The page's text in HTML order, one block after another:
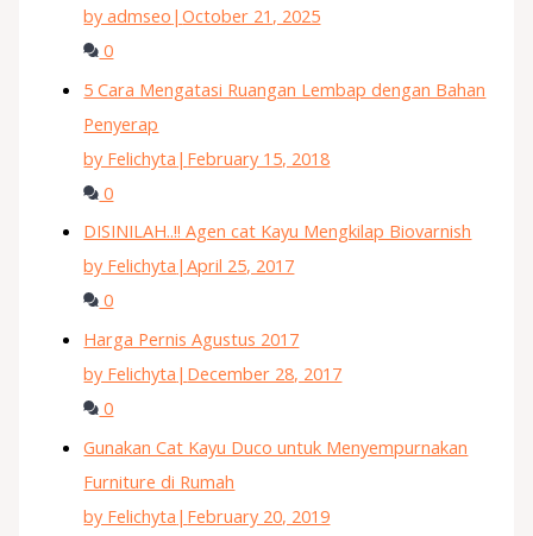
by admseo |October 21, 2025
0
5 Cara Mengatasi Ruangan Lembap dengan Bahan
Penyerap
by Felichyta | February 15, 2018
0
DISINILAH..!! Agen cat Kayu Mengkilap Biovarnish
by Felichyta |April 25, 2017
0
Harga Pernis Agustus 2017
by Felichyta | December 28, 2017
0
Gunakan Cat Kayu Duco untuk Menyempurnakan
Furniture di Rumah
by Felichyta | February 20, 2019